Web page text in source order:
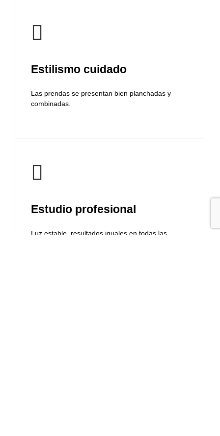
Estilismo cuidado
Las prendas se presentan bien planchadas y
combinadas.
Estudio profesional
Luz estable, resultados iguales en todas las